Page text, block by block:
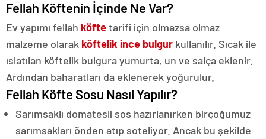
Fellah Köftenin İçinde Ne Var?
Ev yapımı fellah köftetarifi için olmazsa olmaz
malzeme olarak köftelik ince bulgur kullanılır. Sıcak ile
ıslatılan köftelik bulgura yumurta, un ve salça eklenir.
Ardından baharatları da eklenerek yoğurulur.
Fellah Köfte Sosu Nasıl Yapılır?
Sarımsaklı domatesli sos hazırlanırken birçoğumuz
sarımsakları önden atıp soteliyor. Ancak bu şekilde